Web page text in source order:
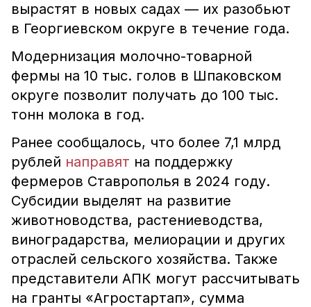
вырастят в новых садах — их разобьют
в Георгиевском округе в течение года.
Модернизация молочно-товарной
фермы на 10 тыс. голов в Шпаковском
округе позволит получать до 100 тыс.
тонн молока в год.
Ранее сообщалось, что более 7,1 млрд
рублей направят на поддержку
фермеров Ставрополья в 2024 году.
Субсидии выделят на развитие
животноводства, растениеводства,
виноградарства, мелиорации и других
отраслей сельского хозяйства. Также
представители АПК могут рассчитывать
на гранты «Агростартап», сумма